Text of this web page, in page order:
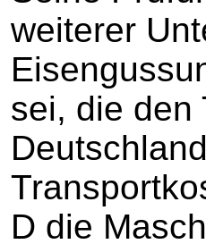
weiterer
sei, die den
D die